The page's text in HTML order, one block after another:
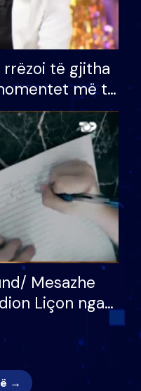
rrëzoi të gjitha
më të
VIP: Do më
kur…
Mesazhe
Liçon nga
moderatori
meritoj…
→